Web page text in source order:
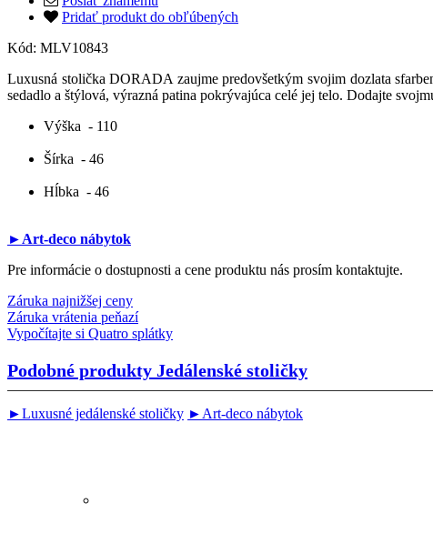
Pridať produkt do obľúbených
Kód: MLV10843
Luxusná stolička DORADA zaujme predovšetkým svojim dozlata
sedadlo a štýlová, výrazná patina pokrývajúca celé jej telo. Dodajte
Výška - 110
Šírka - 46
Hĺbka - 46
►Art-deco nábytok
Pre informácie o dostupnosti a cene produktu nás prosím kontaktujte.
Záruka najnižšej ceny
Záruka vrátenia peňazí
Vypočítajte si Quatro splátky
Podobné produkty Jedálenské stoličky
►Luxusné jedálenské stoličky ►Art-deco nábytok